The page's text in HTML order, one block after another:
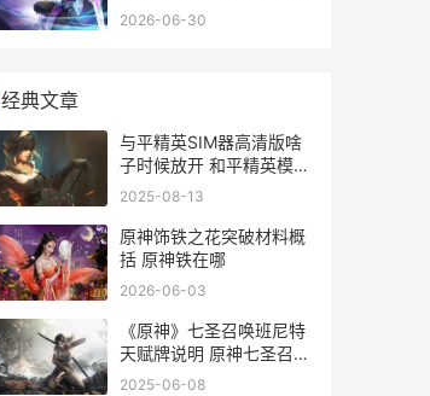
温泉券在哪里得到
2026-06-30
经典文章
与平精英SIM器高清版啥
子时候放开 和平精英模拟
器配置设置
2025-08-13
原神饰铁之花突破材料概
括 原神铁在哪
2026-06-03
《原神》七圣召唤班尼特
天赋牌说明 原神七圣召唤
最强阵容卡组
2025-06-08